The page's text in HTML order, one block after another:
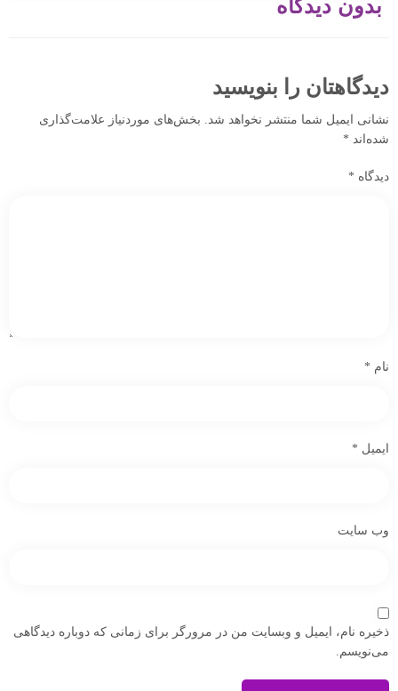
بدون دیدگاه
دیدگاهتان را بنویسید
نشانی ایمیل شما منتشر نخواهد شد.
بخش‌های موردنیاز علامت‌گذاری
شده‌اند *
دیدگاه *
نام *
ایمیل *
وب‌ سایت
ذخیره نام، ایمیل و وبسایت من در مرورگر برای زمانی که دوباره دیدگاهی
می‌نویسم.